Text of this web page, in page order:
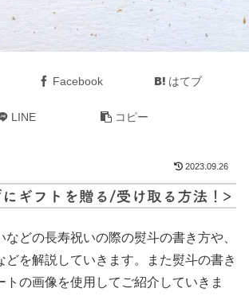
Facebook はてブ
LINE コピー
2023.09.26
どの長寿祝いの際の熨斗の書き方や、
どを解説していきます。また熨斗の書き
トの画像を使用してご紹介していきま